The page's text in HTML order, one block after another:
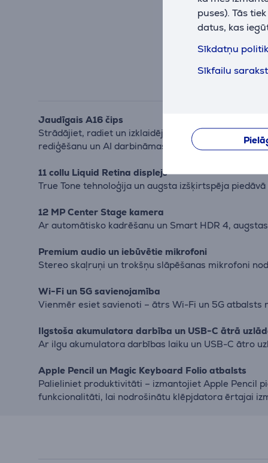
puses). Tās
datus, kas
Sīkdatņu
Sīkfailu
Jaudīgais A16 čips
Strādājiet, radiet un izklaidējieties bez piepūles –
rediģēšanu un AI darbināmas funkcijas.
11 collu Liquid Retina displejs
True Tone tehnoloģija un augsta izšķirtspēja
12 MP Center Stage kamera
Ar automātisko kadrēšanu un Smart HDR 4,
Premium audio un iebūvētie mikrofoni
Stereo skaļruņi un trokšņu slāpēšanas mikrofoni
Wi-Fi un 5G savienojamība
Vienmēr esiet savienoti – ātrs Wi-Fi un 5G
Ilgstoša akumulatora darbība un USB-C ātrā
Ar ilgu akumulatora darbības laiku un USB-C ātro
Apple Pencil un Magic Keyboard Folio atbalsts
Palieliniet produktivitāti – izmantojiet Apple Pencil
funkcionalitāti, lai nodrošinātu klēpjdatora ērtajai